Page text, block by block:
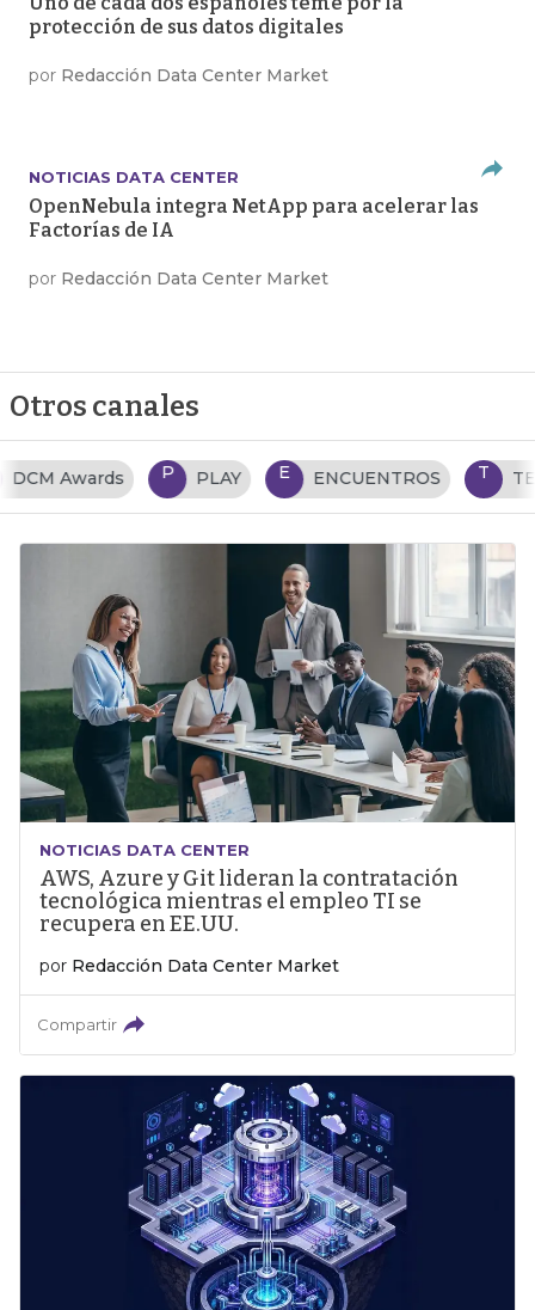
protección de sus datos digitales
por Redacción Data Center Market
NOTICIAS DATA CENTER
OpenNebula integra NetApp para acelerar las
Factorías de IA
por Redacción Data Center Market
Otros canales
P PLAY E ENCUENTROS T TENDENCIAS TI
NOTICIAS DATA CENTER
AWS, Azure y Git lideran la contratación
tecnológica mientras el empleo TI se
recupera en EE.UU.
por Redacción Data Center Market
Compartir